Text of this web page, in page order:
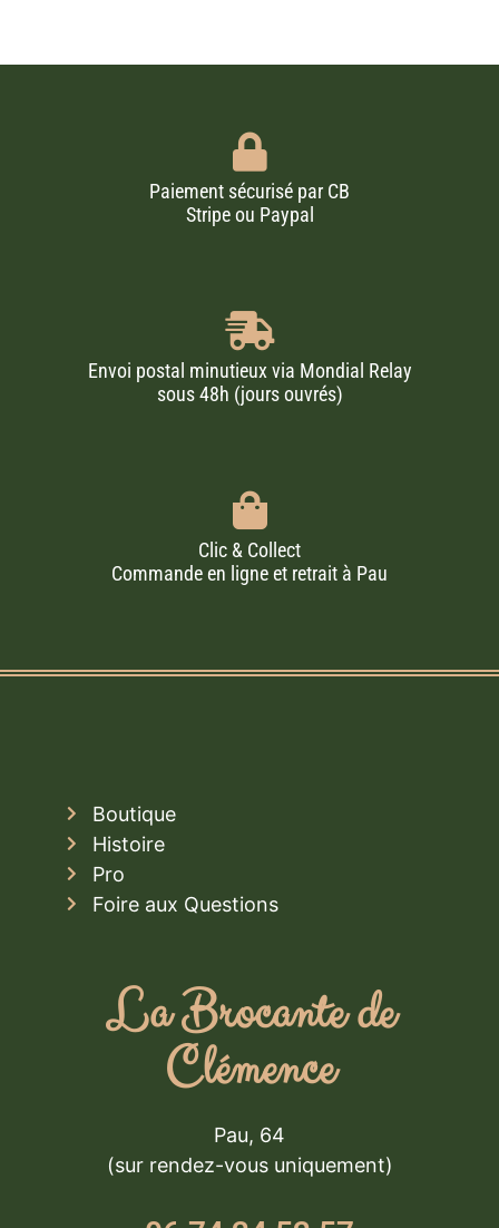
Paiement sécurisé par CB
Stripe ou Paypal
Envoi postal minutieux via Mondial Relay
sous 48h (jours ouvrés)
Clic & Collect
Commande en ligne et retrait à Pau
Boutique
Histoire
Pro
Foire aux Questions
La Brocante de
Clémence
Pau, 64
(sur rendez-vous uniquement)